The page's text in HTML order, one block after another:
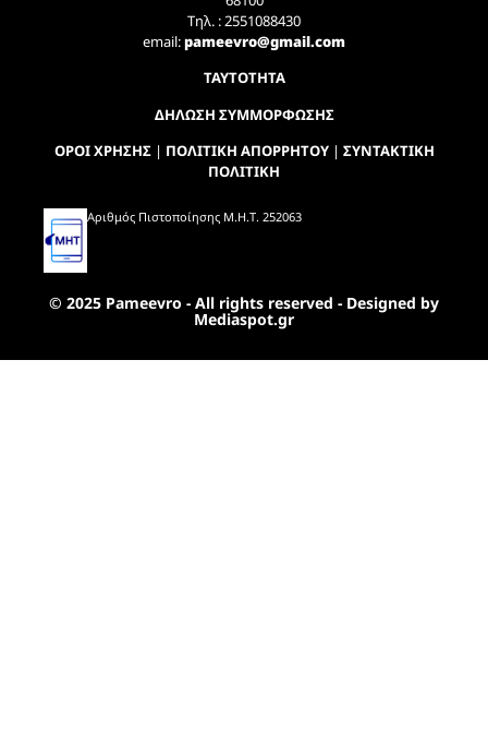
Τηλ. : 2551088430
email:pameevro@gmail.com
ΤΑΥΤΟΤΗΤΑ
ΔΗΛΩΣΗ ΣΥΜΜΟΡΦΩΣΗΣ
ΟΡΟΙ ΧΡΗΣΗΣ| ΠΟΛΙΤΙΚΗ ΑΠΟΡΡΗΤΟΥ| ΣΥΝΤΑΚΤΙΚΗ
ΠΟΛΙΤΙΚΗ
Αριθμός Πιστοποίησης Μ.Η.Τ. 252063
© 2025 Pameevro - All rights reserved - Designed by
Mediaspot.gr